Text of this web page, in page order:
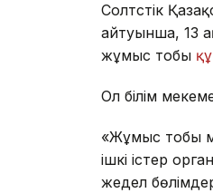
Солтүстік
айтуынша, 13
жұмыс тобы
Ол білім
«Жұмыс тобы
ішкі істер
жедел